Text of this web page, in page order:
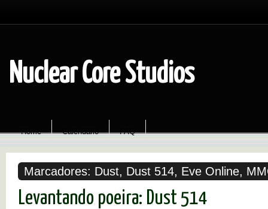
Nuclear Core Studios
Home Calendário FAQ
Marcadores: Dust, Dust 514, Eve Online,
Levantando poeira: Dust 514